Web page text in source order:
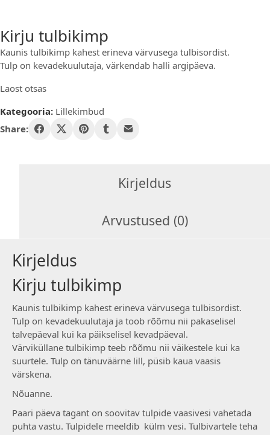
Kirju tulbikimp
Kaunis tulbikimp kahest erineva värvusega tulbisordist.
Tulp on kevadekuulutaja, värkendab halli argipäeva.
Laost otsas
Kategooria: Lillekimbud
Share:
Kirjeldus
Arvustused (0)
Kirjeldus
Kirju tulbikimp
Kaunis tulbikimp kahest erineva värvusega tulbisordist.
Tulp on kevadekuulutaja ja toob rõõmu nii pakaselisel
talvepäeval kui ka päikselisel kevadpäeval.
Värviküllane tulbikimp teeb rõõmu nii väikestele kui ka
suurtele. Tulp on tänuväärne lill, püsib kaua vaasis
värskena.
Nõuanne.
Paari päeva tagant on soovitav tulpide vaasivesi vahetada
puhta vastu. Tulpidele meeldib külm vesi. Tulbivartele teha